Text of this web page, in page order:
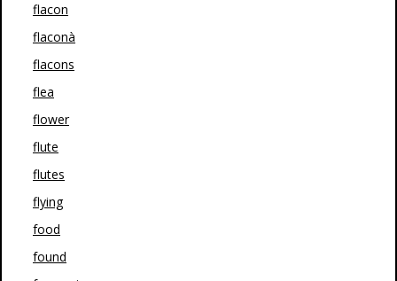
flacon
flaconà
flacons
flea
flower
flute
flutes
flying
food
found